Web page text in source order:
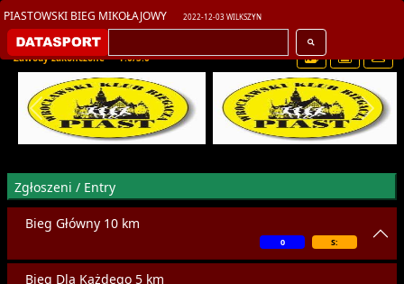
PIASTOWSKI BIEG MIKOŁAJOWY 2022-12-03 WILKSZYN
Zawody zakończone F:0/S:0
Zgłoszeni / Entry
Bieg Główny 10 km
S:
0
Bieg Dla Każdego 5 km